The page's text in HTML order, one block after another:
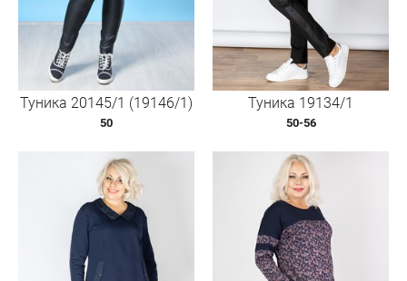
Туника 20145/1 (19146/1)
50
Туника 19134/1
50-56